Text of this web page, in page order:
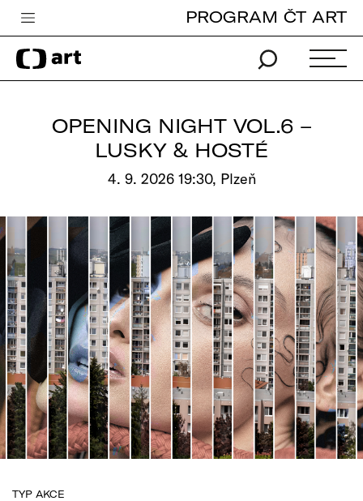
Česká televize
Zpravodajství
Vše o ČT
PROGRAM ČT ART
OPENING NIGHT VOL.6 –
LUSKY & HOSTÉ
4. 9. 2026 19:30, Plzeň
TYP AKCE